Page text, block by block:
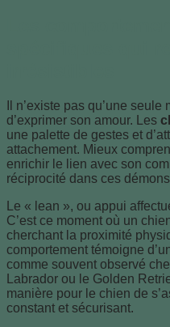
Il n’existe pas qu’une
d’exprimer son amour. Les
une palette de gestes et
attachement. Mieux
enrichir le lien avec son
réciprocité dans ces
Le « lean », ou appui
C’est ce moment où un
cherchant la proximité
comportement témoigne
comme souvent observé
Labrador ou le Golden
manière pour le chien de
constant et sécurisant.